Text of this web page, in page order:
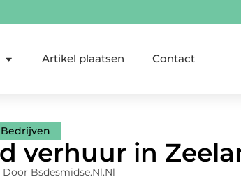
Artikel plaatsen Contact
Bedrijven
verhuur in
Door Bsdesmidse.nl.nl